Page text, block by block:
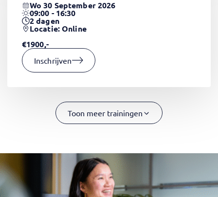
Wo 30 September 2026
09:00 - 16:30
2dagen
Locatie: Online
€1900,-
Inschrijven
Toon meer trainingen